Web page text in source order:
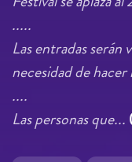
.....
Las entradas serán
necesidad de
....
Las personas que...